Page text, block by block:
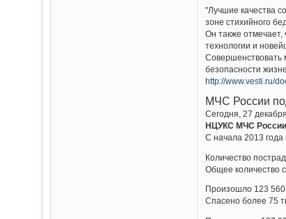
"Лучшие качества
зоне стихийного
Он также
технологии и
Совершенствовать
безопасности
http://www.vesti.ru/
МЧС России
Сегодня, 27
НЦУКС МЧС России
С начала 2013 года
Количество
Общее количество
Произошло 123 560
Спасено более 75